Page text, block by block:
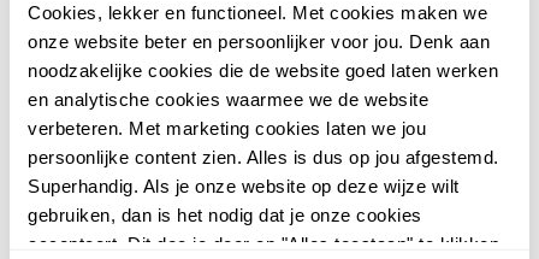
Cookies, lekker en functioneel. Met cookies maken we
onze website beter en persoonlijker voor jou. Denk aan
noodzakelijke cookies die de website goed laten werken
en analytische cookies waarmee we de website
verbeteren. Met marketing cookies laten we jou
persoonlijke content zien. Alles is dus op jou afgestemd.
Superhandig. Als je onze website op deze wijze wilt
gebruiken, dan is het nodig dat je onze cookies
accepteert. Dit doe je door op "Alles toestaan" te klikken.